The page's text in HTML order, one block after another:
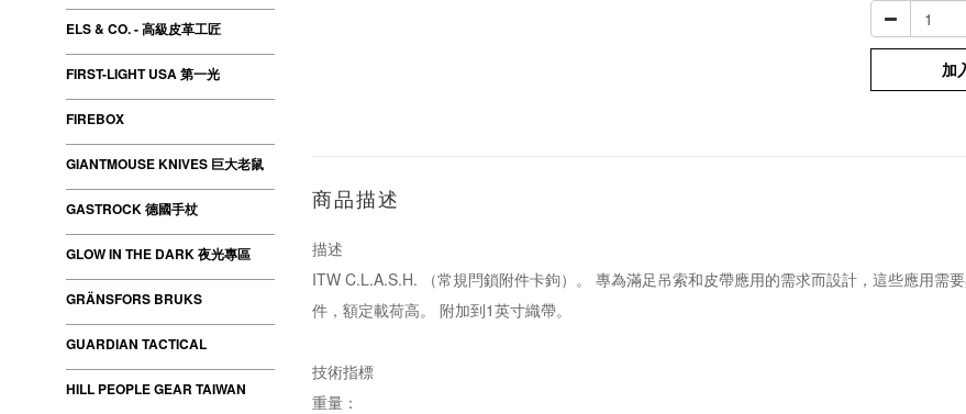
ELS & CO. - 高級皮革工匠
FIRST-LIGHT USA 第一光
FIREBOX
GIANTMOUSE KNIVES 巨大老鼠
GASTROCK 德國手杖
GLOW IN THE DARK 夜光專區
GRÄNSFORS BRUKS
GUARDIAN TACTICAL
HILL PEOPLE GEAR TAIWAN
加
商品描述
描述
ITW C.L.A.S.H. （常規閂鎖附件卡鉤）。 專為滿足吊索和皮帶應用的需求而設計，這些應用需
件，額定載荷高。 附加到1英寸織帶。
技術指標
重量：